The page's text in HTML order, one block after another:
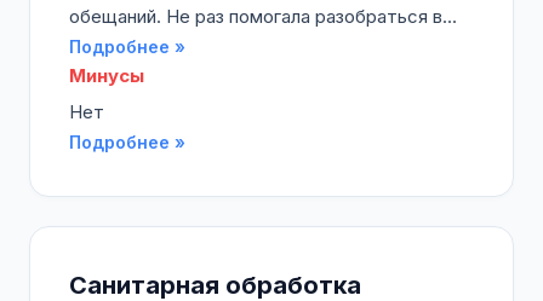
обещаний. Не раз помогала разобраться в...
Подробнее »
Минусы
Нет
Подробнее »
Санитарная обработка